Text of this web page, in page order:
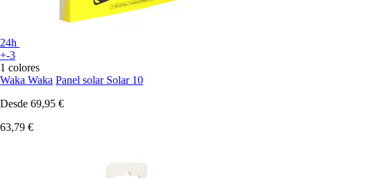
24h
+-3
1 colores
Waka Waka Panel solar Solar 10
Desde 69,95 €
63,79 €